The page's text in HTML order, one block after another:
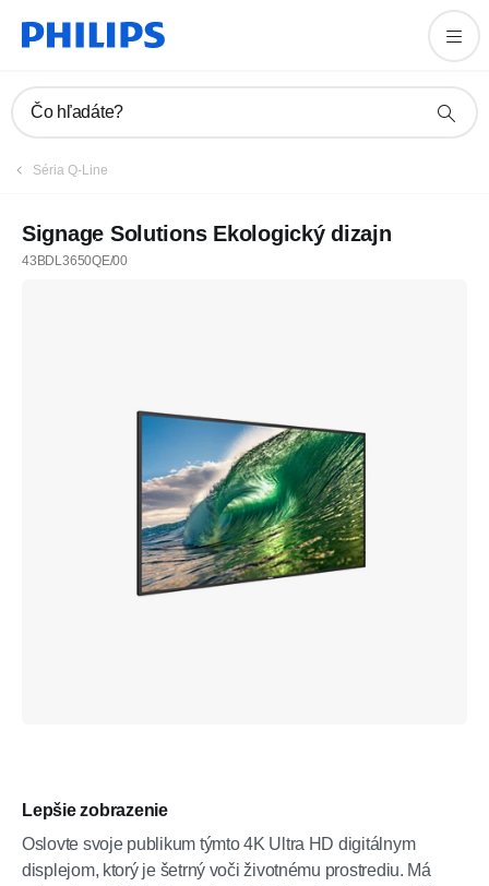
Čo hľadáte?
Séria Q-Line
Signage Solutions Ekologický dizajn
43BDL3650QE/00
Lepšie zobrazenie
Oslovte svoje publikum týmto 4K Ultra HD digitálnym
displejom, ktorý je šetrný voči životnému prostrediu. Má